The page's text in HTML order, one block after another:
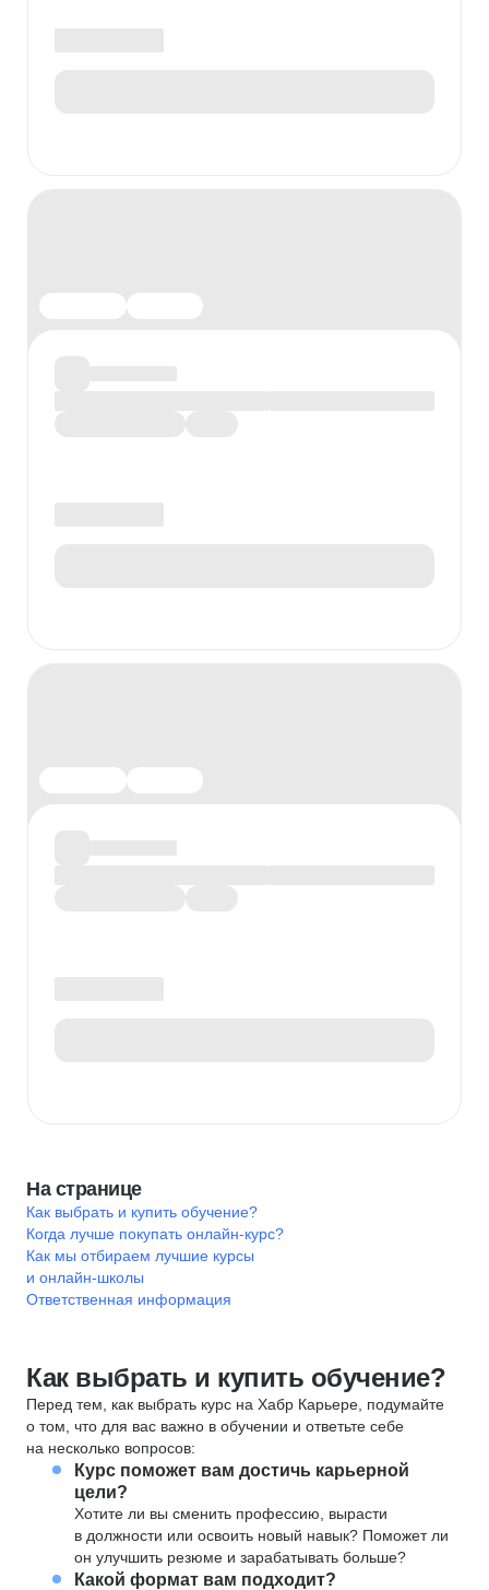
На странице
Как выбрать и купить обучение?
Когда лучше покупать онлайн-курс?
Как мы отбираем лучшие курсы
и онлайн-школы
Ответственная информация
Как выбрать и купить обучение?
Перед тем, как выбрать курс на Хабр Карьере, подумайте
о том, что для вас важно в обучении и ответьте себе
на несколько вопросов:
Курс поможет вам достичь карьерной
цели?
Хотите ли вы сменить профессию, вырасти
в должности или освоить новый навык? Поможет ли
он улучшить резюме и зарабатывать больше?
Какой формат вам подходит?